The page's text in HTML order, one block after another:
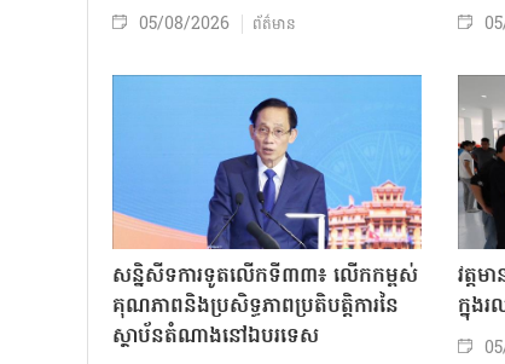
05/08/2026 ព័ត៌មាន
សន្និសីទការទូតលើកទី៣៣៖ លើក​កម្ពស់
គុណភាពនិងប្រសិទ្ធភាពប្រតិបត្តិការ​នៃ
ស្ថាប័ន​​តំណាងនៅឯ​បរទេស​
វត្ត
ក្នុង